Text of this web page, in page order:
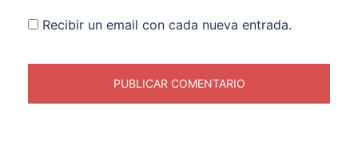
Recibir un email con cada nueva entrada.